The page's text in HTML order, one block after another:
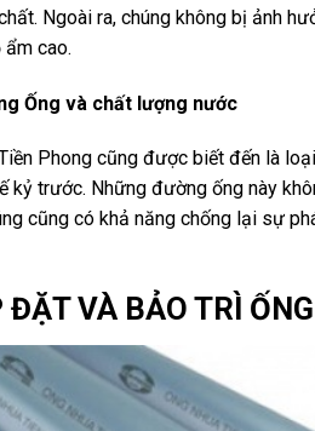
Ngoài ra, chúng không bị ảnh
cao.
Ống và chất lượng nước
Phong cũng được biết đến là
kỷ trước. Những đường ống này
cũng có khả năng chống lại sự
ĐẶT VÀ BẢO TRÌ